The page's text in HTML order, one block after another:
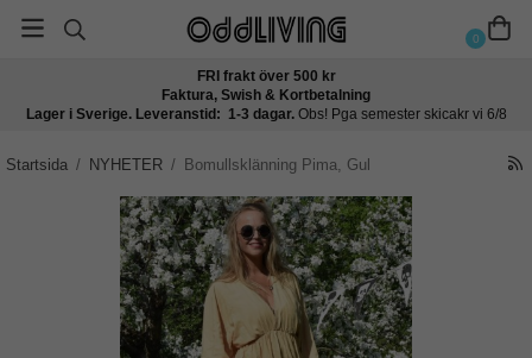
0
FRI frakt över 500 kr
Faktura, Swish & Kortbetalning
Lager i Sverige. Leveranstid: 1-3 dagar. Obs! Pga semester skicakr vi 6/8
Startsida / NYHETER / Bomullsklänning Pima, Gul